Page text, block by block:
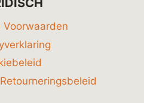
Voorwaarden